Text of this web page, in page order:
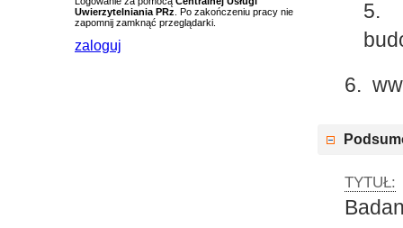
Uwierzytelniania PRz . Po zakończeniu pracy nie
zapomnij zamknąć przeglądarki.
zaloguj
5.
6.
TYTUŁ: